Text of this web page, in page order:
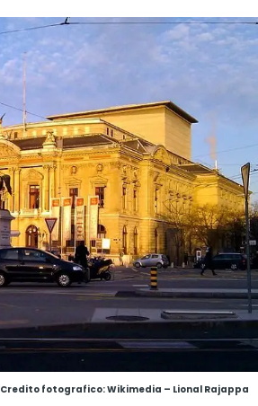
Credito fotografico:Wikimedia – Lional Rajappa